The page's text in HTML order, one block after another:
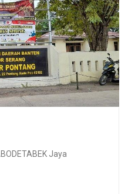
Jaya